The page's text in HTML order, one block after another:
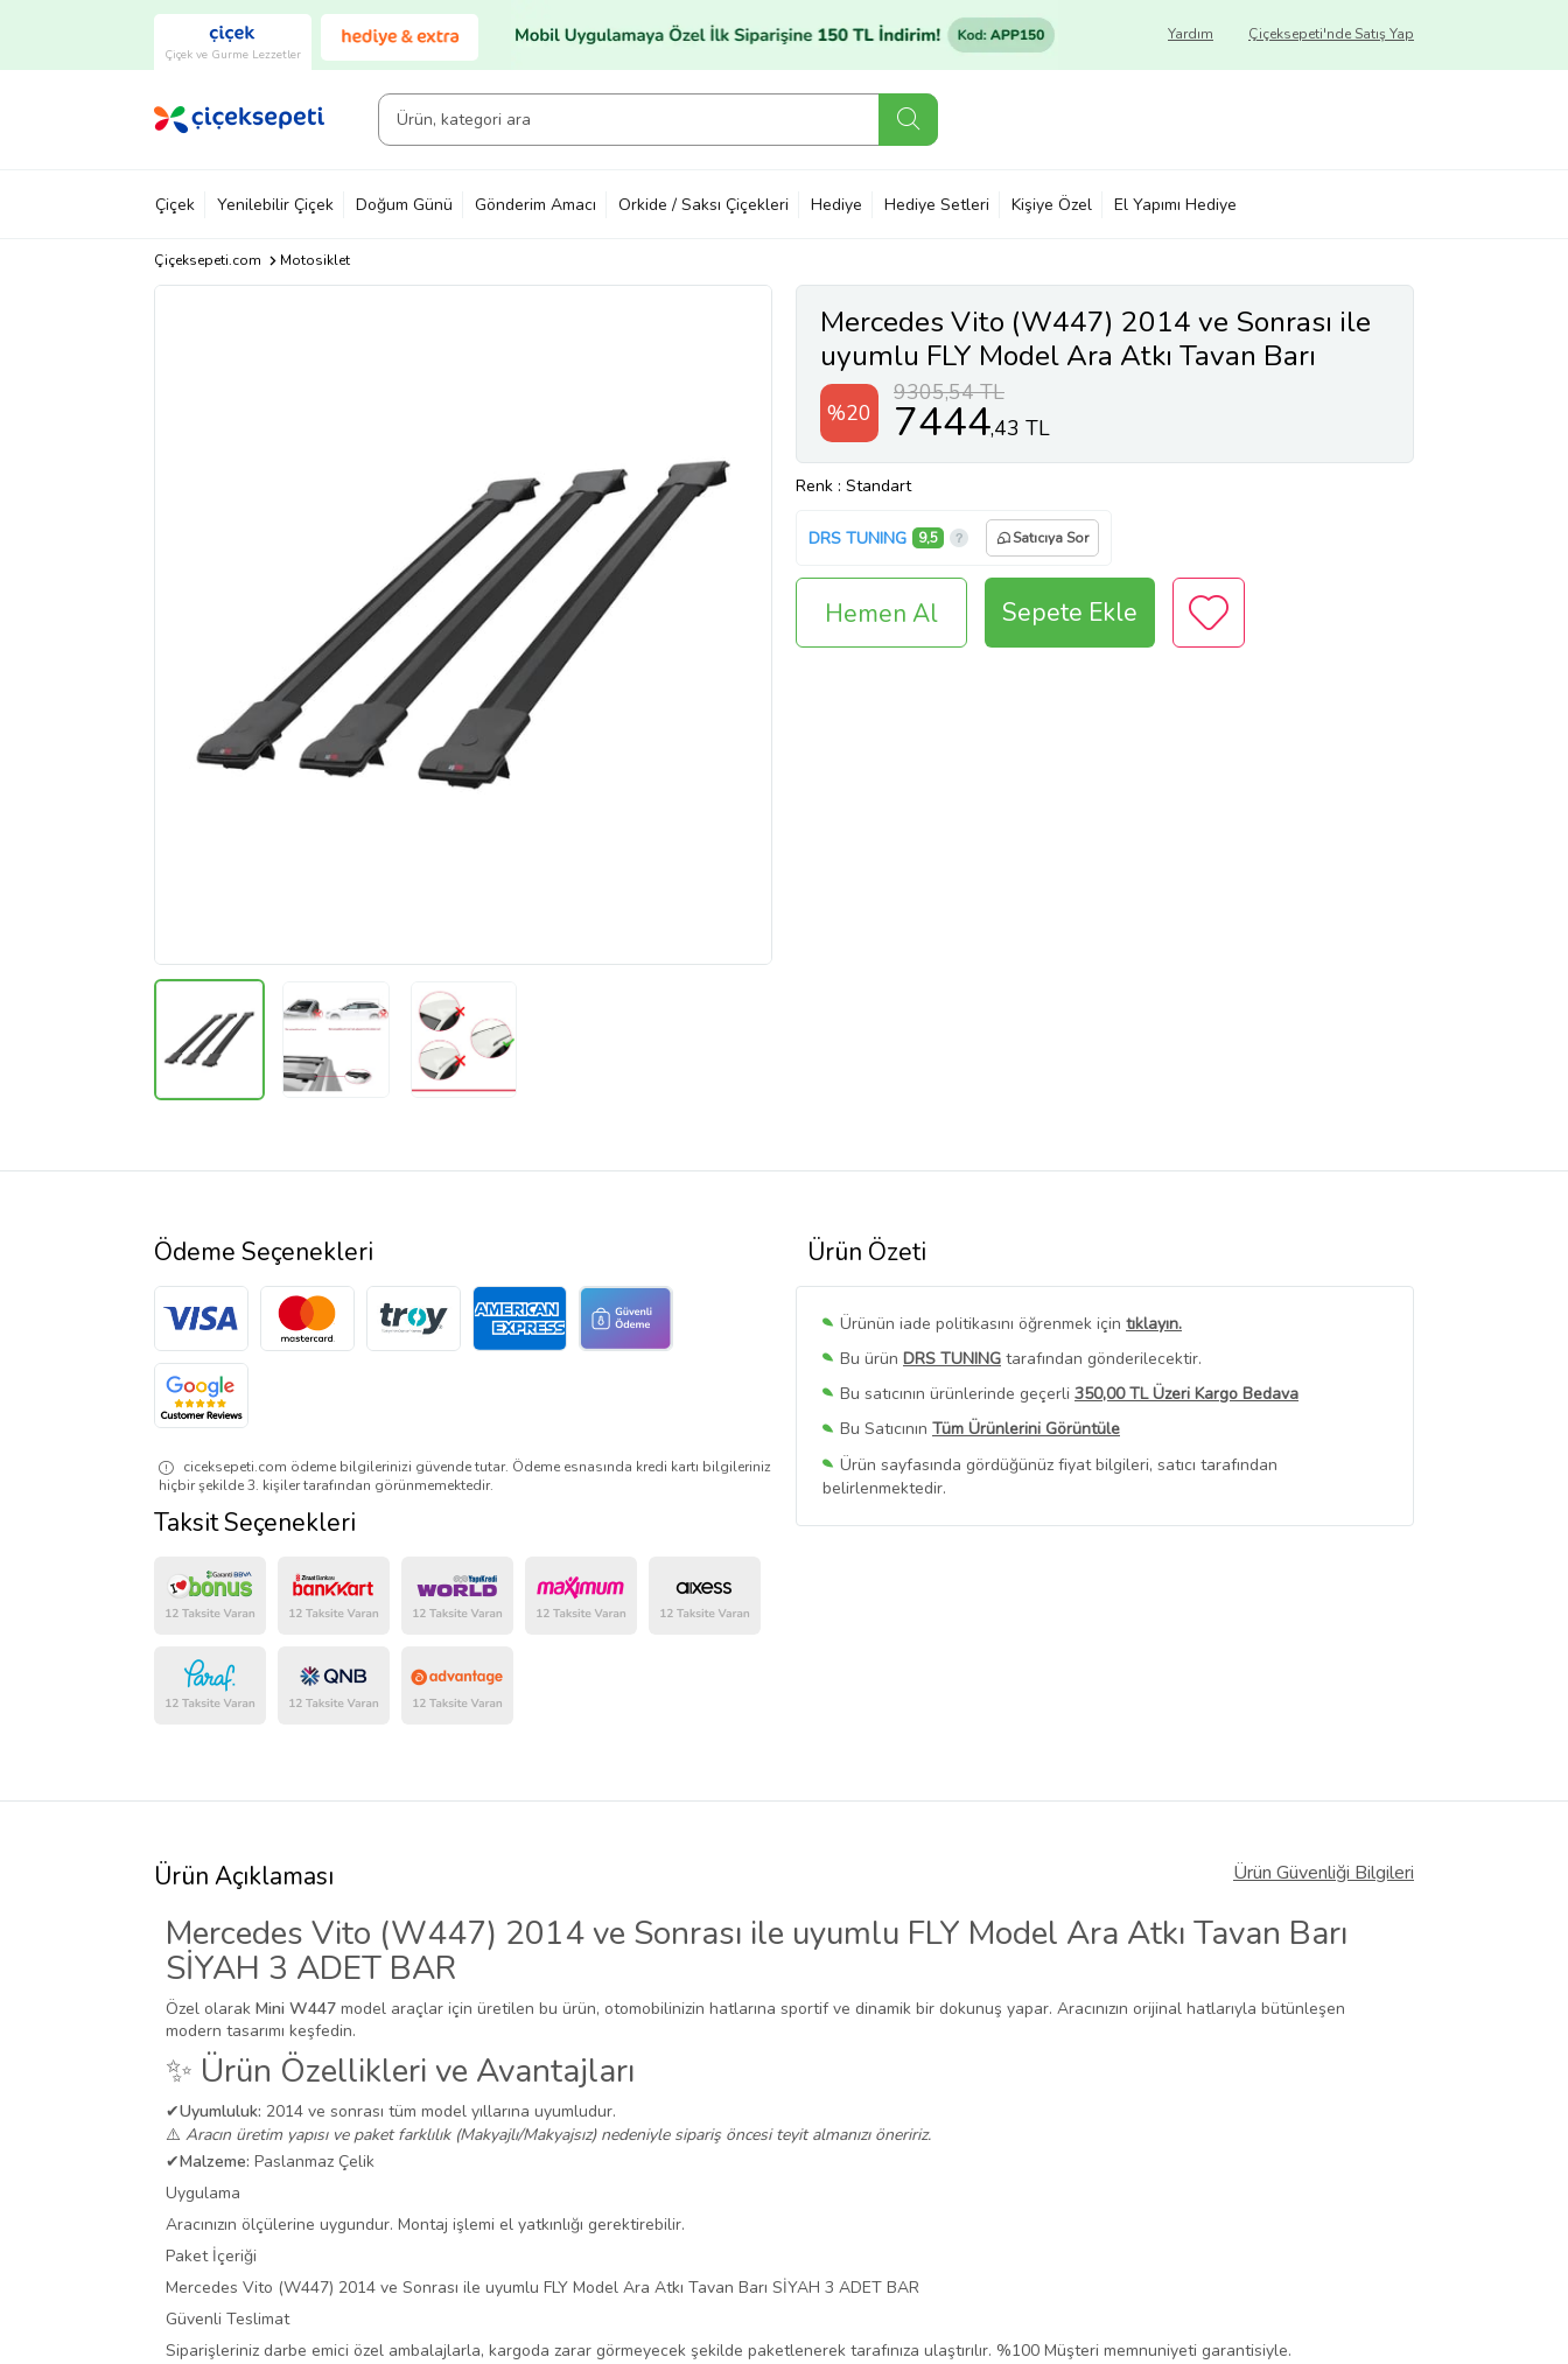
Çiçek ve Gurme Lezzetler
Çiçeksepeti'nde Satış Yap
Yardım
Çiçek Yenilebilir Çiçek Doğum Günü Gönderim Amacı Orkide / Saksı Çiçekleri Hediye Hediye Setleri Kişiye Özel El Yapımı Hediye
Çiçeksepeti.com Motosiklet
Mercedes Vito (W447) 2014 ve Sonrası ile
uyumlu FLY Model Ara Atkı Tavan Barı
SİYAH 3 ADET BAR
%20
9305,54 TL
7444,43 TL
Renk : Standart
DRS TUNING 9,5 Satıcıya Sor
Hemen Al Sepete Ekle
Ürün Özeti
Ürünün iade politikasını öğrenmek için tıklayın.
Bu ürün DRS TUNING tarafından gönderilecektir.
Bu satıcının ürünlerinde geçerli 350,00 TL Üzeri Kargo Bedava
Bu Satıcının Tüm Ürünlerini Görüntüle
Ürün sayfasında gördüğünüz fiyat bilgileri, satıcı tarafından
belirlenmektedir.
Ödeme Seçenekleri
ciceksepeti.com ödeme bilgilerinizi güvende tutar. Ödeme esnasında kredi kartı bilgileriniz
hiçbir şekilde 3. kişiler tarafından görünmemektedir.
Taksit Seçenekleri
Ürün Açıklaması Ürün Güvenliği Bilgileri
Mercedes Vito (W447) 2014 ve Sonrası ile uyumlu FLY Model Ara Atkı Tavan Barı
SİYAH 3 ADET BAR
Özel olarak Mini W447 model araçlar için üretilen bu ürün, otomobilinizin hatlarına sportif ve dinamik bir dokunuş yapar. Aracınızın orijinal hatlarıyla bütünleşen
modern tasarımı keşfedin.
✨ Ürün Özellikleri ve Avantajları
✔Uyumluluk: 2014 ve sonrası tüm model yıllarına uyumludur.
⚠️ Aracın üretim yapısı ve paket farklılık (Makyajlı/Makyajsız) nedeniyle sipariş öncesi teyit almanızı öneririz.
✔Malzeme: Paslanmaz Çelik
Uygulama
Aracınızın ölçülerine uygundur. Montaj işlemi el yatkınlığı gerektirebilir.
Paket İçeriği
Mercedes Vito (W447) 2014 ve Sonrası ile uyumlu FLY Model Ara Atkı Tavan Barı SİYAH 3 ADET BAR
Güvenli Teslimat
Siparişleriniz darbe emici özel ambalajlarla, kargoda zarar görmeyecek şekilde paketlenerek tarafınıza ulaştırılır. %100 Müşteri memnuniyeti garantisiyle.